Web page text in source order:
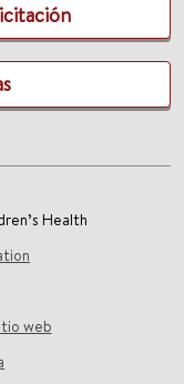
Health
web